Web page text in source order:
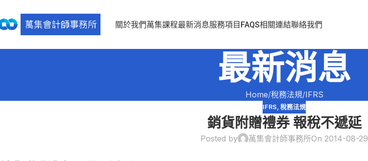
關於我們萬集課程最新消息服務項目 FAQS相關連結聯絡我們
最新消息
Home 稅務法規 IFRS
IFRS, 稅務法規
銷貨附贈禮券 報稅不遞延
Posted by 萬集會計師事務所On 2014-08-29